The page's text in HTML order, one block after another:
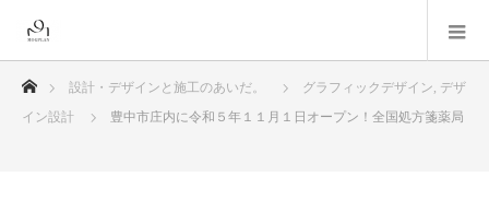
ホーム設計・デザインと施工のあいだ。 グラフィックデザイン, デザ
イン設計
豊中市庄内に令和５年１１月１日オープン！全国処方箋薬局